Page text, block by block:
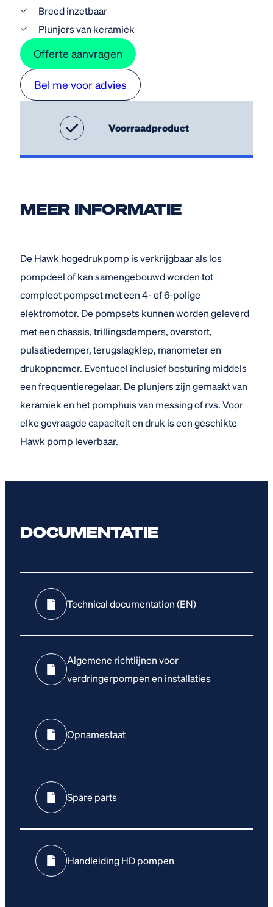
Breed inzetbaar
Plunjers van keramiek
Offerte aanvragen
Bel me voor advies
Voorraadproduct
MEER INFORMATIE
De Hawk hogedrukpomp is verkrijgbaar als los
pompdeel of kan samengebouwd worden tot
compleet pompset met een 4- of 6-polige
elektromotor. De pompsets kunnen worden geleverd
met een chassis, trillingsdempers, overstort,
pulsatiedemper, terugslagklep, manometer en
drukopnemer. Eventueel inclusief besturing middels
een frequentieregelaar. De plunjers zijn gemaakt van
keramiek en het pomphuis van messing of rvs. Voor
elke gevraagde capaciteit en druk is een geschikte
Hawk pomp leverbaar.
DOCUMENTATIE
Technical documentation (EN)
Algemene richtlijnen voor
verdringerpompen en installaties
Opnamestaat
Spare parts
Handleiding HD pompen